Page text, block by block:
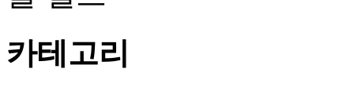
카테고리